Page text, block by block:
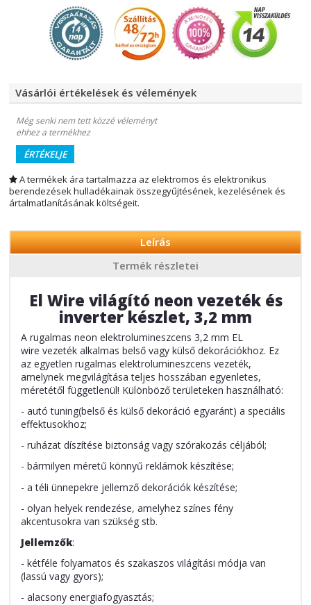
Vásárlói értékelések és vélemények
Még senki nem tett közzé véleményt
ehhez a termékhez
ÉRTÉKELJE
A termékek ára tartalmazza az elektromos és elektronikus
berendezések hulladékainak összegyűjtésének, kezelésének és
ártalmatlanításának költségeit.
Leírás
Termék részletei
El Wire világító neon vezeték és
inverter készlet, 3,2 mm
A rugalmas neon elektrolumineszcens 3,2 mm EL
wire vezeték alkalmas belső vagy külső dekorációkhoz. Ez
az egyetlen rugalmas elektrolumineszcens vezeték,
amelynek megvilágítása teljes hosszában egyenletes,
méretétől függetlenül! Különböző területeken használható:
- autó tuning(belső és külső dekoráció egyaránt) a speciális
effektusokhoz;
- ruházat díszítése biztonság vagy szórakozás céljából;
- bármilyen méretű könnyű reklámok készítése;
- a téli ünnepekre jellemző dekorációk készítése;
- olyan helyek rendezése, amelyhez színes fény
akcentusokra van szükség stb.
Jellemzők:
- kétféle folyamatos és szakaszos világítási módja van
(lassú vagy gyors);
- alacsony energiafogyasztás;